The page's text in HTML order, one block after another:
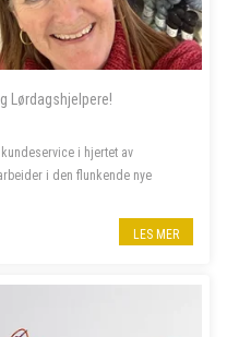
Lørdagshjelpere!
i hjertet av
i den flunkende nye
% stilling, og lørdagshjelp til
LES MER